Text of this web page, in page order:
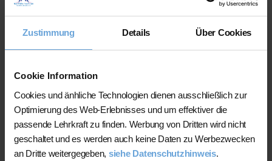
Zustimmung Details Über Cookies
Cookie Information
Cookies und änhliche Technologien dienen ausschließlich zur
Optimierung des Web-Erlebnisses und um effektiver die
passende Lehrkraft zu finden. Werbung von Dritten wird nicht
geschaltet und es werden auch keine Daten zu Werbezwecken
an Dritte weitergegeben, siehe Datenschutzhinweis.
Online-Unterricht
Bitte beachten Sie, dass wir fürOnline-Unterrichteine
200 bis 300 mal bessere Auswahl haben, wodurch sich für